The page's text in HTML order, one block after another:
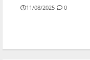
11/08/2025
0